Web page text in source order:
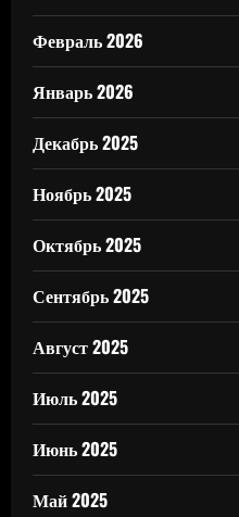
Февраль 2026
Январь 2026
Декабрь 2025
Ноябрь 2025
Октябрь 2025
Сентябрь 2025
Август 2025
Июль 2025
Июнь 2025
Май 2025